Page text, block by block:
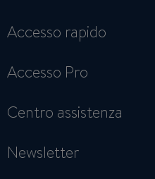
Accesso rapido
Accesso Pro
Centro assistenza
Newsletter